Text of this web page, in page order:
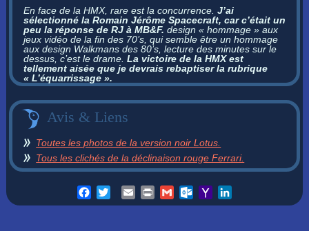
En face de la HMX, rare est la concurrence.J’ai
sélectionné la Romain Jérôme Spacecraft, car c’était un
peu la réponse de RJ à MB&F. design « hommage » aux
jeux vidéo de la fin des 70’s, qui semble être un hommage
aux design Walkmans des 80’s, lecture des minutes sur le
dessus, c’est le drame.La victoire de la HMX est
tellement aisée que je devrais rebaptiser la rubrique
« L’équarrissage ».
Avis & Liens
Toutes les photos de la version noir Lotus.
Tous les clichés de la déclinaison rouge Ferrari.
Facebook
Twitter EmailPrint GmailOutlook.com
Yahoo
Mail